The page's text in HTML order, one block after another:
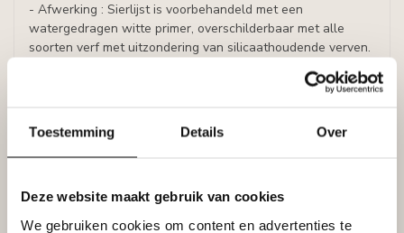
Toestemming Details Over
Deze website maakt gebruik van cookies
We gebruiken cookies om content en advertenties te
- Afwerking : Sierlijst is voorbehandeld met een
watergedragen witte primer, overschilderbaar met alle
soorten verf met uitzondering van silicaathoudende verven.
Tags